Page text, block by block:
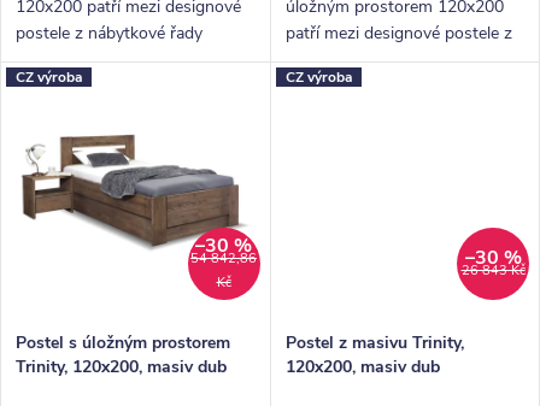
120x200 patří mezi designové
postele z nábytkové řady
BedWorld. Vyniká krásným
zaobleným čelem u hlavy a
úložným prostorem 120x200
patří mezi designové postele z
nábytkové řady BedWorld.
Vyniká krásným zaobleným
CZ výroba
54 842,86
Kč
–30 %
Postel s úložným prostorem
Trinity, 120x200, masiv dub
CZ výroba
26 843 Kč
–30 %
Postel z masivu Trinity,
120x200, masiv dub